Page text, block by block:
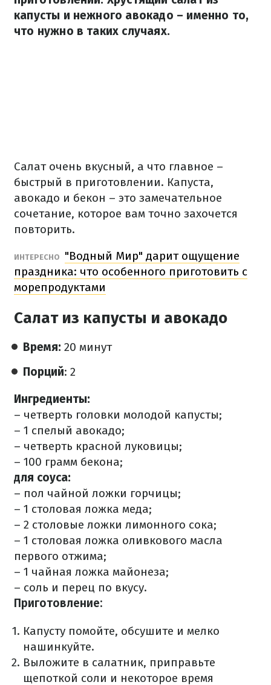
капусты и нежного авокадо – именно то,
что нужно в таких случаях.
Салат очень вкусный, а что главное –
быстрый в приготовлении. Капуста,
авокадо и бекон – это замечательное
сочетание, которое вам точно захочется
повторить.
ИНТЕРЕСНО
"Водный Мир" дарит ощущение
праздника: что особенного приготовить с
морепродуктами
Салат из капусты и авокадо
Время: 20 минут
Порций: 2
Ингредиенты:
– четверть головки молодой капусты;
– 1 спелый авокадо;
– четверть красной луковицы;
– 100 грамм бекона;
для соуса:
– пол чайной ложки горчицы;
– 1 столовая ложка меда;
– 2 столовые ложки лимонного сока;
– 1 столовая ложка оливкового масла
первого отжима;
– 1 чайная ложка майонеза;
– соль и перец по вкусу.
Приготовление:
Капусту помойте, обсушите и мелко
нашинкуйте.
Выложите в салатник, приправьте
щепоткой соли и некоторое время